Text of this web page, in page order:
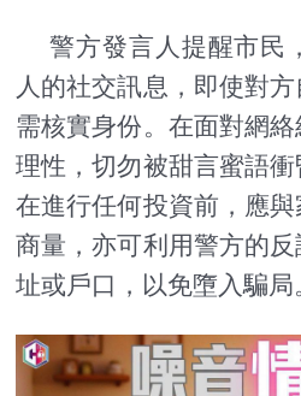
警方發言人提醒市民
人的社交訊息，即使對
需核實身份。在面對網
理性，切勿被甜言蜜語
在進行任何投資前，應
商量，亦可利用警方的
址或戶口，以免墮入騙局